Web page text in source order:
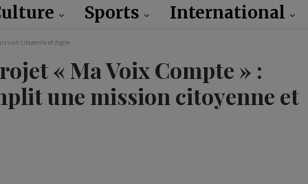
Sports International
citoyenne et digne
« Ma Voix Compte » :
une mission citoyenne et